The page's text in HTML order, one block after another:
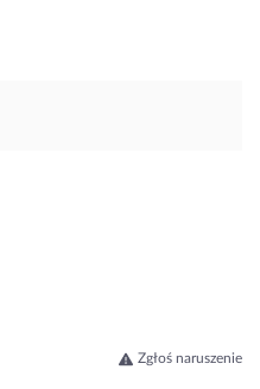
Zgłoś naruszenie